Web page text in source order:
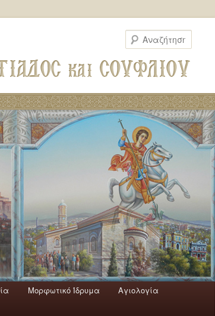
Μορφωτικό Ίδρυμα Αγιολογία